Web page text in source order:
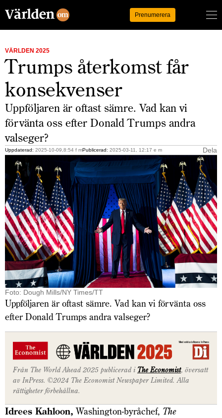
Prenumerera
VÄRLDEN 2025
Trumps återkomst får
konsekvenser
Uppföljaren är oftast sämre. Vad kan vi
förvänta oss efter Donald Trumps andra
valseger?
Uppdaterad: 2025-10-09,8:54 f mPublicerad: 2025-03-11, 12:17 e m Dela
Foto: Dough Mills/NY Times/TT
Uppföljaren är oftast sämre. Vad kan vi förvänta oss
efter Donald Trumps andra valseger?
Från The World Ahead 2025 publicerad i The Economist, översatt
av InPress. ©2024 The Economist Newspaper Limited. Alla
rättigheter förbehållna.
Idrees Kahloon, Washington-byråchef, The